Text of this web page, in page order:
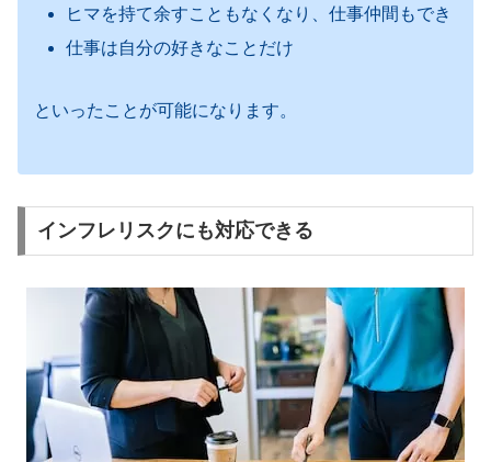
ヒマを持て余すこともなくなり、仕事仲間もでき
仕事は自分の好きなことだけ
といったことが可能になります。
インフレリスクにも対応できる